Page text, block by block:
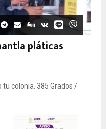
pláticas
colonia. 385 Grados /